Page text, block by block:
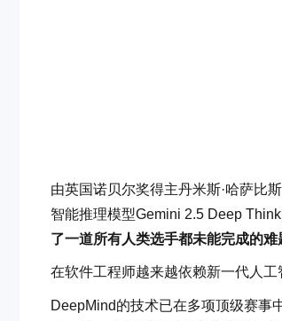
由英国诺贝尔奖得主丹米斯·哈萨比
智能推理模型Gemini 2.5 Deep
了一道所有人类选手都未能完成的难
在软件工程师越来越依赖新一代人
DeepMind的技术已在多项顶级赛事